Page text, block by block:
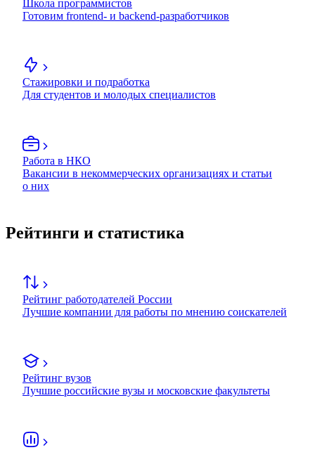
Школа программистов
Готовим frontend- и backend-разработчиков
Стажировки и подработка
Для студентов и молодых специалистов
Работа в НКО
Вакансии в некоммерческих организациях и статьи
о них
Рейтинги и статистика
Рейтинг работодателей России
Лучшие компании для работы по мнению соискателей
Рейтинг вузов
Лучшие российские вузы и московские факультеты